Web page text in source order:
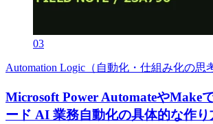
03
Automation Logic（自動化・仕組み化の思
Microsoft Power AutomateやMake
ード AI 業務自動化の具体的な作